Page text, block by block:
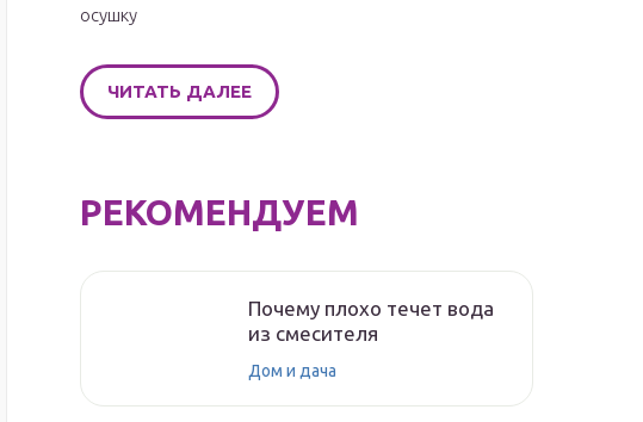
осушку
ЧИТАТЬ ДАЛЕЕ
РЕКОМЕНДУЕМ
Почему плохо течет вода
из смесителя
Дом и дача